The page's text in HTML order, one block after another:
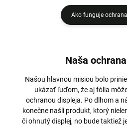
Ako funguje
Naša
Našou hlavnou misiou bolo
ukázať ľuďom, že aj fólia
ochranou displeja. Po dlhom a
konečne našli produkt, ktorý
či ohnutý displej, no bude taktiež